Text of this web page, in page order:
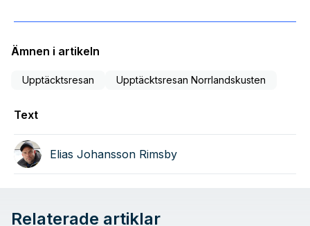
Ämnen i artikeln
Upptäcktsresan Upptäcktsresan Norrlandskusten
Text
Elias Johansson Rimsby
Relaterade artiklar